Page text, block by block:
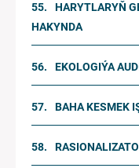
HARYTLARYŇ
HAKYNDA
EKOLOGIÝA
BAHA KESMEK